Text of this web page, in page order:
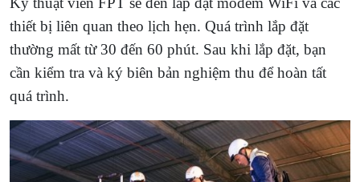
thiết bị liên quan theo lịch hẹn. Quá trình lắp đặt
thường mất từ 30 đến 60 phút. Sau khi lắp đặt, bạn
cần kiểm tra và ký biên bản nghiệm thu để hoàn tất
quá trình.